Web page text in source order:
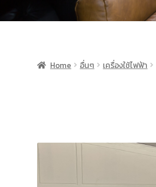
Home อื่นๆ เครื่องใช้ไฟฟ้า